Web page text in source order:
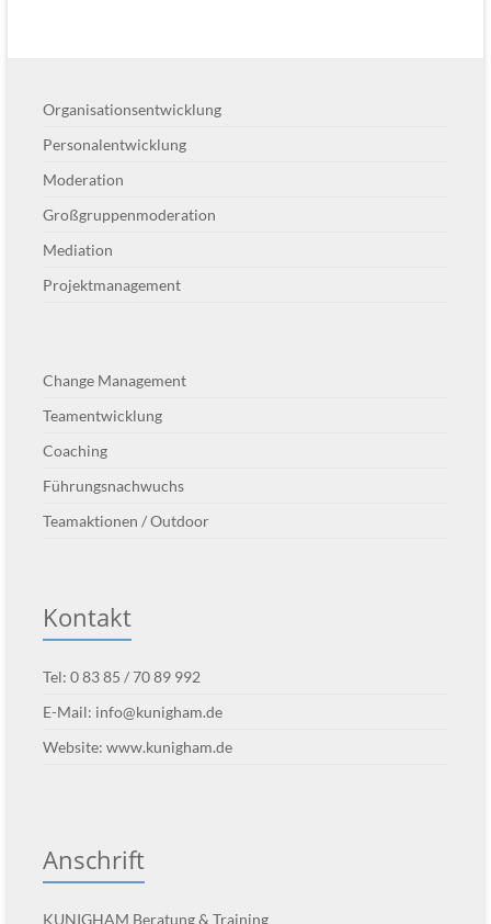
Organisationsentwicklung
Personalentwicklung
Moderation
Großgruppenmoderation
Mediation
Projektmanagement
Change Management
Teamentwicklung
Coaching
Führungsnachwuchs
Teamaktionen / Outdoor
Kontakt
Tel: 0 83 85 / 70 89 992
E-Mail: info@kunigham.de
Website:www.kunigham.de
Anschrift
KUNIGHAM Beratung & Training